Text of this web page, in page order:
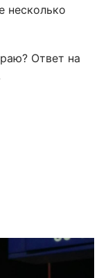
несколько
Ответ на